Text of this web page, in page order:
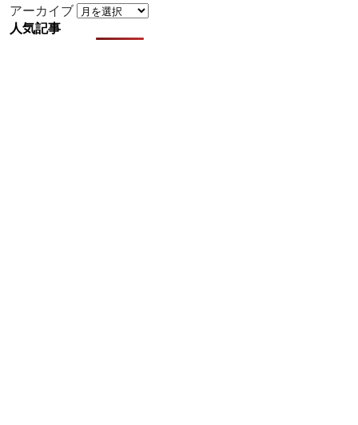
アーカイブ
人気記事